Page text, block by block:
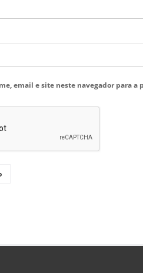
email e site neste navegador para a